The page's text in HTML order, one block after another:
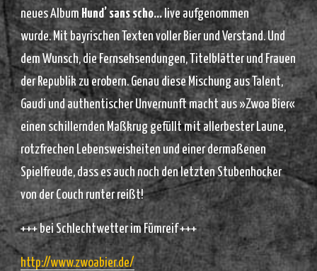
neues Album Hund’ sans scho…live aufgenommen
wurde. Mit bayrischen Texten voller Bier und Verstand. Und
dem Wunsch, die Fernsehsendungen, Titelblätter und Frauen
der Republik zu erobern. Genau diese Mischung aus Talent,
Gaudi und authentischer Unvernunft macht aus »Zwoa Bier«
einen schillernden Maßkrug gefüllt mit allerbester Laune,
rotzfrechen Lebensweisheiten und einer dermaßenen
Spielfreude, dass es auch noch den letzten Stubenhocker
von der Couch runter reißt!
+++ bei Schlechtwetter im Fümreif +++
http://www.zwoabier.de/